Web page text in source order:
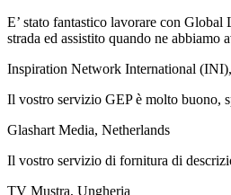
E’ stato fantastico lavorare con
strada ed assistito quando ne abbiamo
Inspiration Network International
Il vostro servizio GEP è molto buono,
Glashart Media, Netherlands
Il vostro servizio di fornitura di
TV Mustra, Ungheria